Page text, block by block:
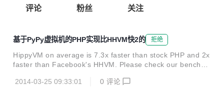
评论
粉丝 关注
基于PyPy虚拟机的PHP实现比HHVM快2的 拒绝
HippyVM on average is 7.3x faster than stock PHP and 2x
faster than Facebook's HHVM. Please check our benchm
2014-03-25 09:33:01
0 评论